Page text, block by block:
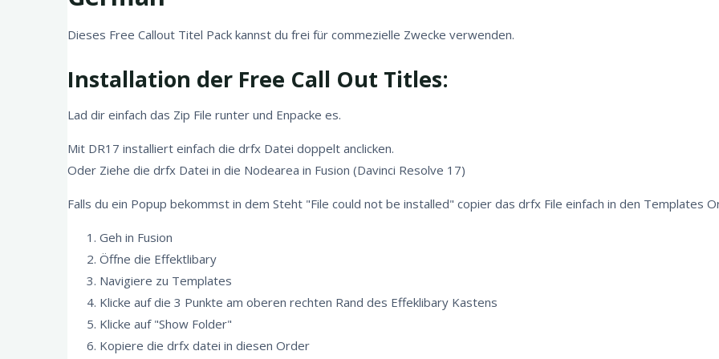
Dieses Free Callout Titel Pack kannst du frei für commezielle Zwecke verwenden.
Installation der Free Call Out Titles:
Lad dir einfach das Zip File runter und Enpacke es.
Mit DR17 installiert einfach die drfx Datei doppelt anclicken.
Oder Ziehe die drfx Datei in die Nodearea in Fusion (Davinci Resolve 17)
Falls du ein Popup bekommst in dem Steht "File could not be installed" copier das drfx File einfach in den Templates
Geh in Fusion
Öffne die Effektlibary
Navigiere zu Templates
Klicke auf die 3 Punkte am oberen rechten Rand des Effeklibary Kastens
Klicke auf "Show Folder"
Kopiere die drfx datei in diesen Order